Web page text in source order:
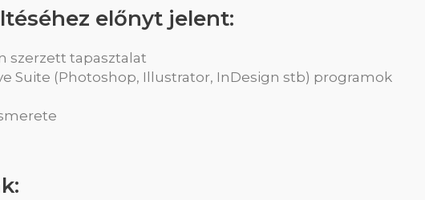
előnyt jelent:
szerzett tapasztalat
Suite (Photoshop, Illustrator, InDesign stb) programok